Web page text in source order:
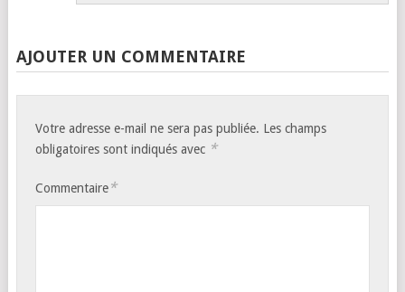
AJOUTER UN COMMENTAIRE
Votre adresse e-mail ne sera pas publiée. Les champs
obligatoires sont indiqués avec *
Commentaire*